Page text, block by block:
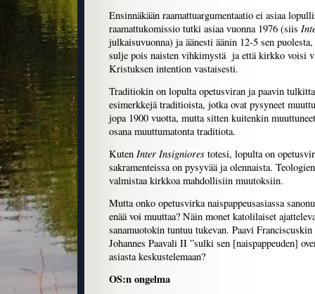
Ensinnäkään raamattuargumentaatio ei asiaa
raamattukomissio tutki asiaa vuonna 1976 (siis
julkaisuvuonna) ja äänesti äänin 12-5 sen
sulje pois naisten vihkimystä ja että kirkko voisi
Kristuksen intention vastaisesti.
Traditiokin on lopulta opetusviran ja paavin
esimerkkejä traditioista, jotka ovat pysyneet
jopa 1900 vuotta, mutta sitten kuitenkin
osana muuttumatonta traditiota.
Kuten Inter Insigniores totesi, lopulta on
sakramenteissa on pysyvää ja olennaista.
valmistaa kirkkoa mahdollisiin muutoksiin.
Mutta onko opetusvirka naispappeusasiassa
enää voi muuttaa? Näin monet katolilaiset
sanamuotokin tuntuu tukevan. Paavi
Johannes Paavali II ”sulki sen [naispappeuden]
asiasta keskustelemaan?
OS:n ongelma